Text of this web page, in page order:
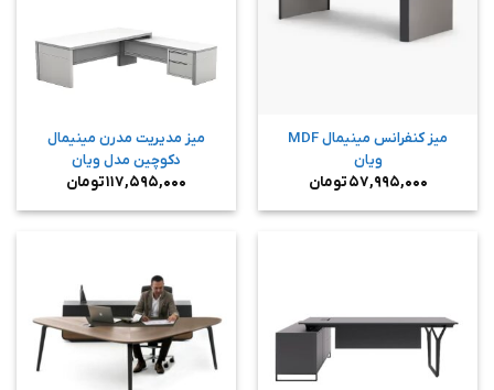
میز کنفرانس مینیمال MDF
ویان
۵۷,۹۹۵,۰۰۰تومان
میز مدیریت مدرن مینیمال
دکوچین مدل ویان
۱۱۷,۵۹۵,۰۰۰تومان